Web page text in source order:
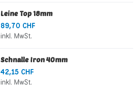
Leine Top 18mm
89,70 CHF
inkl. MwSt.
Schnalle Iron 40mm
42,15 CHF
inkl. MwSt.